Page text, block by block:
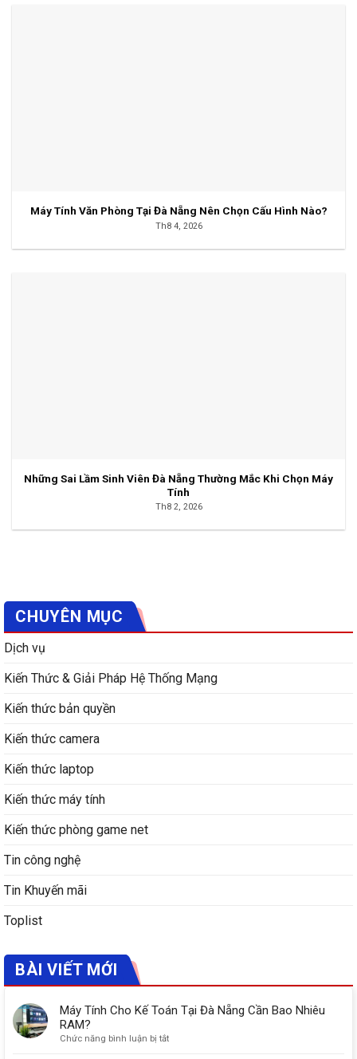
Máy Tính Văn Phòng Tại Đà Nẵng Nên Chọn Cấu Hình Nào?
Th8 4, 2026
Những Sai Lầm Sinh Viên Đà Nẵng Thường Mắc Khi Chọn Máy
Tính
Th8 2, 2026
CHUYÊN MỤC
Dịch vụ
Kiến Thức & Giải Pháp Hệ Thống Mạng
Kiến thức bản quyền
Kiến thức camera
Kiến thức laptop
Kiến thức máy tính
Kiến thức phòng game net
Tin công nghệ
Tin Khuyến mãi
Toplist
BÀI VIẾT MỚI
Máy Tính Cho Kế Toán Tại Đà Nẵng Cần Bao Nhiêu
RAM?
Chức năng bình luận bị tắtở